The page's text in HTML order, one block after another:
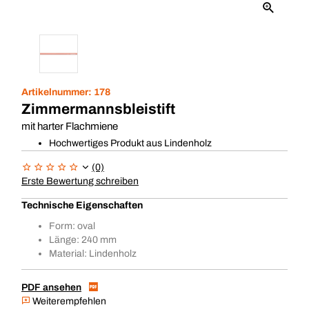
Artikelnummer: 178
Zimmermannsbleistift
mit harter Flachmiene
Hochwertiges Produkt aus Lindenholz
(0)
Erste Bewertung schreiben
Technische Eigenschaften
Form: oval
Länge: 240 mm
Material: Lindenholz
PDF ansehen
Weiterempfehlen